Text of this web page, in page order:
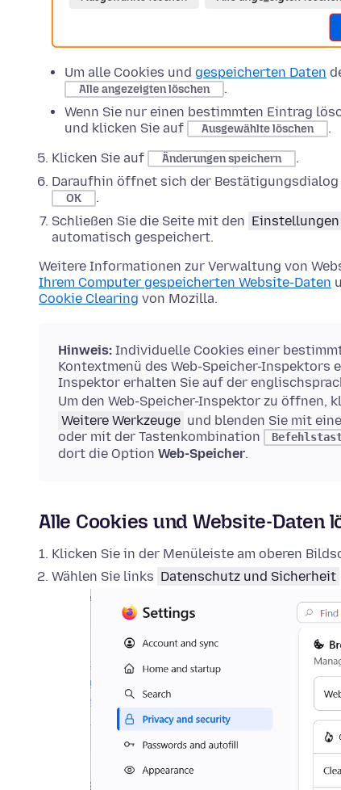
Um alle Cookies und gespeicherten Daten
Alle angezeigten löschen
.
Wenn Sie nur einen bestimmten Eintrag
und klicken Sie auf
Ausgewählte löschen
.
Klicken Sie auf
Änderungen speichern
.
Daraufhin öffnet sich der Bestätigungsdialog
OK
.
Schließen Sie die Seite mit den Einstellungen
automatisch gespeichert.
Weitere Informationen zur Verwaltung von
Ihrem Computer gespeicherten Website-Daten
Cookie Clearing von Mozilla.
Hinweis: Individuelle Cookies einer
Kontextmenü des Web-Speicher-
Inspektor erhalten Sie auf der
Um den Web-Speicher-Inspektor zu öffnen,
Weitere Werkzeuge und blenden Sie mit
oder mit der Tastenkombination
dort die Option Web-Speicher.
Alle Cookies und Website-Daten
Klicken Sie in der Menüleiste am oberen
Wählen Sie links Datenschutz und Sicherheit